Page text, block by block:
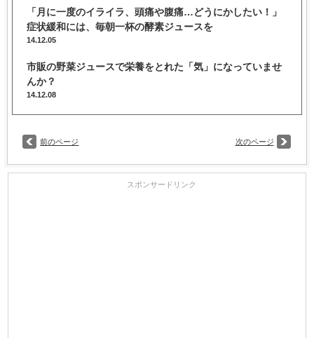
「月に一度のイライラ、頭痛や腹痛…どうにかしたい！」
症状緩和には、毎朝一杯の酵素ジュースを
14.12.05
市販の野菜ジュースで栄養をとれた「気」になっていませ
んか？
14.12.08
前のページ 次のページ
スポンサードリンク